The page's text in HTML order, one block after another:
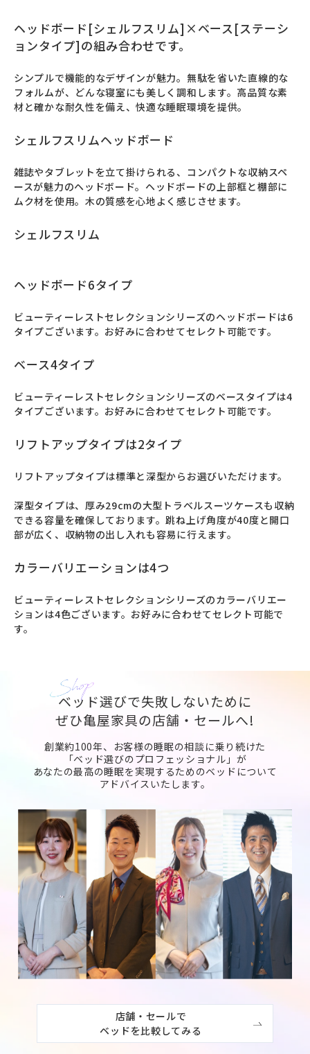
ヘッドボード[シェルフスリム]×ベース[ステーシ
ョンタイプ]の組み合わせです。
シンプルで機能的なデザインが魅力。無駄を省いた直線的な
フォルムが、どんな寝室にも美しく調和します。高品質な素
材と確かな耐久性を備え、快適な睡眠環境を提供。
シェルフスリムヘッドボード
雑誌やタブレットを立て掛けられる、コンパクトな収納スペ
ースが魅力のヘッドボード。ヘッドボードの上部框と棚部に
ムク材を使用。木の質感を心地よく感じさせます。
シェルフスリム
ヘッドボード6タイプ
ビューティーレストセレクションシリーズのヘッドボードは6
タイプございます。お好みに合わせてセレクト可能です。
ベース4タイプ
ビューティーレストセレクションシリーズのベースタイプは4
タイプございます。お好みに合わせてセレクト可能です。
リフトアップタイプは2タイプ
リフトアップタイプは標準と深型からお選びいただけます。
深型タイプは、厚み29cmの大型トラベルスーツケースも収納
できる容量を確保しております。跳ね上げ角度が40度と開口
部が広く、収納物の出し入れも容易に行えます。
カラーバリエーションは4つ
ビューティーレストセレクションシリーズのカラーバリエー
ションは4色ございます。お好みに合わせてセレクト可能で
す。
ベッド選びで失敗しないために
ぜひ亀屋家具の店舗・セールへ!
創業約100年、お客様の睡眠の相談に乗り続けた
「ベッド選びのプロフェッショナル」が
あなたの最高の睡眠を実現するためのベッドについて
アドバイスいたします。
店舗・セールで
ベッドを比較してみる